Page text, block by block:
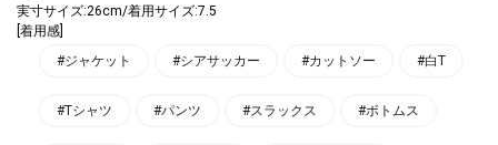
実寸サイズ:26cm/着用サイズ:7.5
[着用感]
#ジャケット
#シアサッカー #カットソー #白T
#Tシャツ #パンツ #スラックス #ボトムス